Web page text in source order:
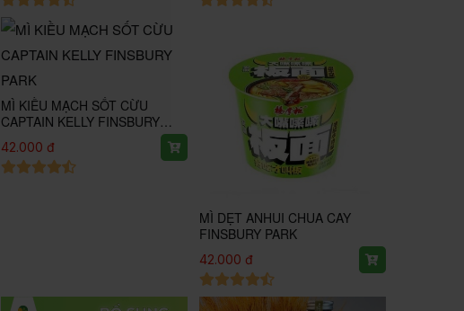
MÌ KIỀU MẠCH SỐT CỪU
CAPTAIN KELLY FINSBURY
PARK
42.000 đ
MÌ DẸT ANHUI CHUA CAY
FINSBURY PARK
42.000 đ